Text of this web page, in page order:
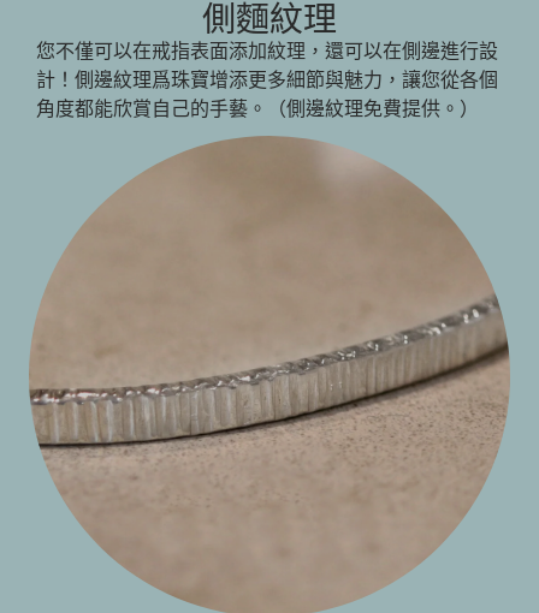
側麵紋理
您不僅可以在戒指表面添加紋理，還可以在側邊進行設
計！側邊紋理爲珠寶增添更多細節與魅力，讓您從各個
角度都能欣賞自己的手藝。（側邊紋理免費提供。）